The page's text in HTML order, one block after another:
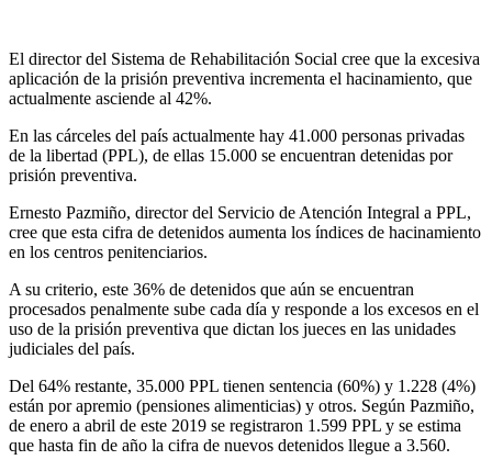
El director del Sistema de Rehabilitación Social cree que la excesiva
aplicación de la prisión preventiva incrementa el hacinamiento, que
actualmente asciende al 42%.
En las cárceles del país actualmente hay 41.000 personas privadas
de la libertad (PPL), de ellas 15.000 se encuentran detenidas por
prisión preventiva.
Ernesto Pazmiño, director del Servicio de Atención Integral a PPL,
cree que esta cifra de detenidos aumenta los índices de hacinamiento
en los centros penitenciarios.
A su criterio, este 36% de detenidos que aún se encuentran
procesados penalmente sube cada día y responde a los excesos en el
uso de la prisión preventiva que dictan los jueces en las unidades
judiciales del país.
Del 64% restante, 35.000 PPL tienen sentencia (60%) y 1.228 (4%)
están por apremio (pensiones alimenticias) y otros. Según Pazmiño,
de enero a abril de este 2019 se registraron 1.599 PPL y se estima
que hasta fin de año la cifra de nuevos detenidos llegue a 3.560.